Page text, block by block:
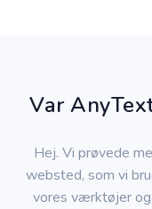
Var
Hej. Vi prøvede
websted, som vi
vores værktøjer